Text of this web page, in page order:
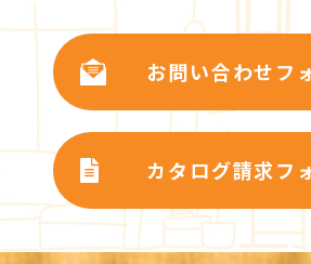
お問い合わせフ
カタログ請求フ